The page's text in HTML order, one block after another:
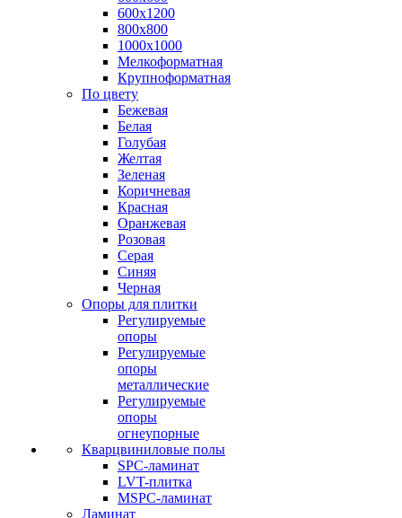
600х1200
800х800
1000х1000
Мелкоформатная
Крупноформатная
По цвету
Бежевая
Белая
Голубая
Желтая
Зеленая
Коричневая
Красная
Оранжевая
Розовая
Серая
Синяя
Черная
Опоры для плитки
Регулируемые
опоры
Регулируемые
опоры
металлические
Регулируемые
опоры
огнеупорные
Кварцвиниловые полы
SPC-ламинат
LVT-плитка
MSPC-ламинат
Ламинат